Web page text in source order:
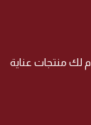
لك منتجات عناية